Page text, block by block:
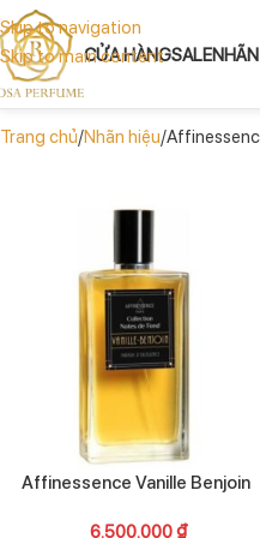
Skip to navigation
Skip to main content
CỬA HÀNGSALE
Trang chủ Nhãn hiệu
Affinessence Vanille Benjoin
6.500.000₫